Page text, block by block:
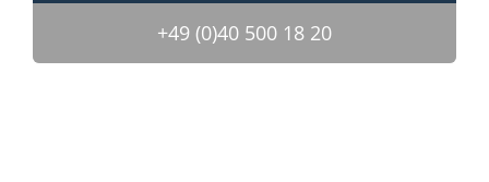
+49 (0)40 500 18 20